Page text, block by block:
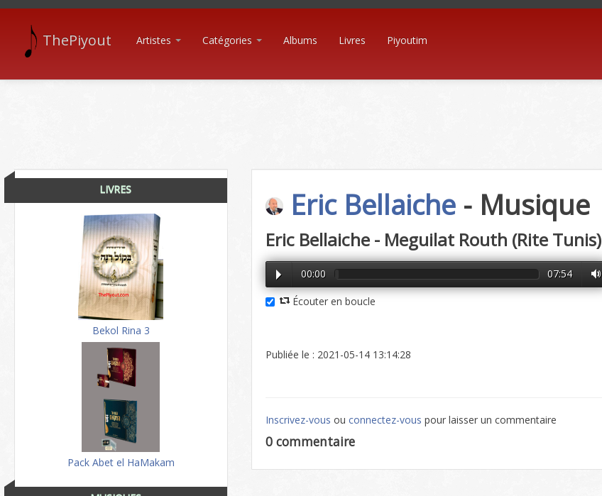
ThePiyout Artistes Catégories Albums Livres Piyoutim
LIVRES
Bekol Rina 3
Pack Abet el HaMakam
Eric Bellaiche - Musique
Eric Bellaiche - Meguilat Routh (Rite Tunis)
00:00 07:54
Écouter en boucle
Publiée le : 2021-05-14 13:14:28
Inscrivez-vous ouconnectez-vous pour laisser un commentaire
0 commentaire